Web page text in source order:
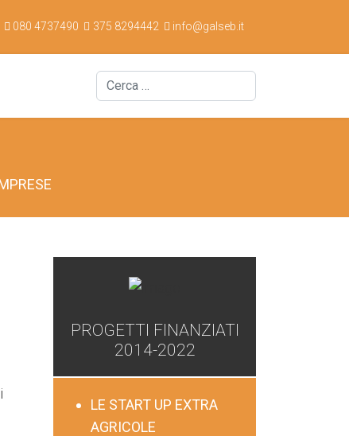
080 4737490 375 8294442 info@galseb.it
Cerca
PROGETTI FINANZIATI
2014-2022
LE START UP EXTRA
AGRICOLE